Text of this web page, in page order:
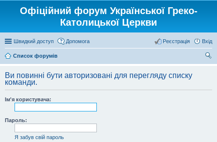
Офіційний форум Української Греко-
Католицької Церкви
Швидкий доступ Допомога Вхід
Реєстрація
Список форумів
Ви повинні бути авторизовані для перегляду списку
команди.
Ім'я користувача:
Пароль:
Я забув свій пароль